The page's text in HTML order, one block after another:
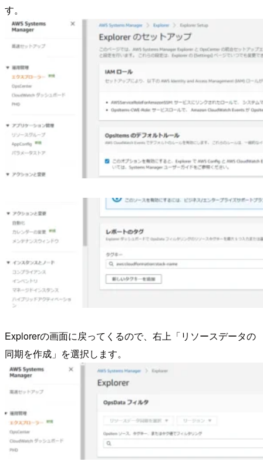
す。
Explorerの画面に戻ってくるので、右上「リソースデータの
同期を作成」を選択します。